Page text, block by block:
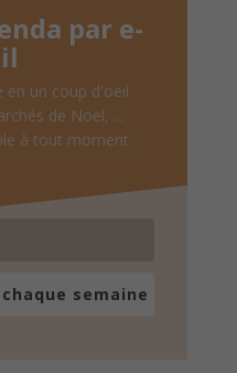
par e-
en un coup d'oeil
de Noël, ...
à tout moment
semaine